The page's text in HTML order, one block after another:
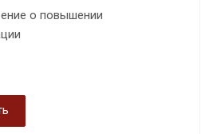
о повышении